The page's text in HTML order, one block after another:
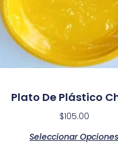
Plato De Plástico
$105.00
Seleccionar Opciones